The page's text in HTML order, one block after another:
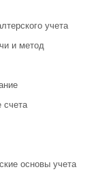
учета
и метод
счета
основы учета